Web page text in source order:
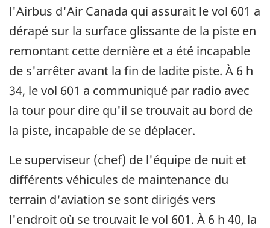
l'Airbus d'Air Canada qui assurait le vol 601 a
dérapé sur la surface glissante de la piste en
remontant cette dernière et a été incapable
de s'arrêter avant la fin de ladite piste. À 6 h
34, le vol 601 a communiqué par radio avec
la tour pour dire qu'il se trouvait au bord de
la piste, incapable de se déplacer.
Le superviseur (chef) de l'équipe de nuit et
différents véhicules de maintenance du
terrain d'aviation se sont dirigés vers
l'endroit où se trouvait le vol 601. À 6 h 40, la